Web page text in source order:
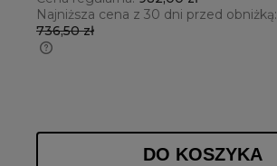
Najniższa cena z 30 dni przed obniżką:
736,50 zł
DO KOSZYKA